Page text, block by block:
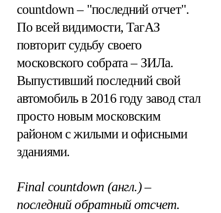
countdown – "последний отчет".
По всей видимости, ТагАЗ
повторит судьбу своего
московского собрата – ЗИЛа.
Выпустивший последний свой
автомобиль в 2016 году завод стал
просто новым московским
районом с жилыми и офисными
зданиями.
Final countdown (англ.) –
последний обратный отсчет.